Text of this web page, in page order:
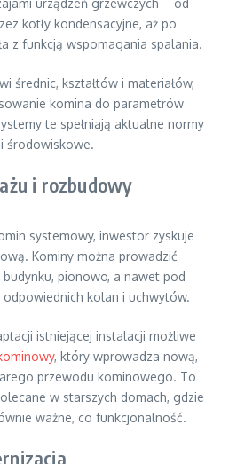
urządzeń grzewczych – od
kotły kondensacyjne, aż po
z funkcją wspomagania spalania.
średnic, kształtów i materiałów,
komina do parametrów
te spełniają aktualne normy
środowiskowe.
i rozbudowy
systemowy, inwestor zyskuje
Kominy można prowadzić
pionowo, a nawet pod
kolan i uchwytów.
istniejącej instalacji możliwe
, który wprowadza nową,
przewodu kominowego. To
w starszych domach, gdzie
ważne, co funkcjonalność.